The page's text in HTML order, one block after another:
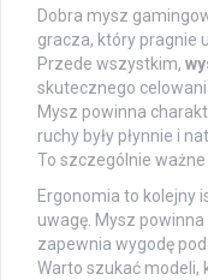
Dobra mysz
gracza, który pragnie
Przede wszystkim,
skutecznego
Mysz powinna
ruchy były płynnie i
To szczególnie
Ergonomia to kolejny
uwagę. Mysz
zapewnia wygodę
Warto szukać modeli,